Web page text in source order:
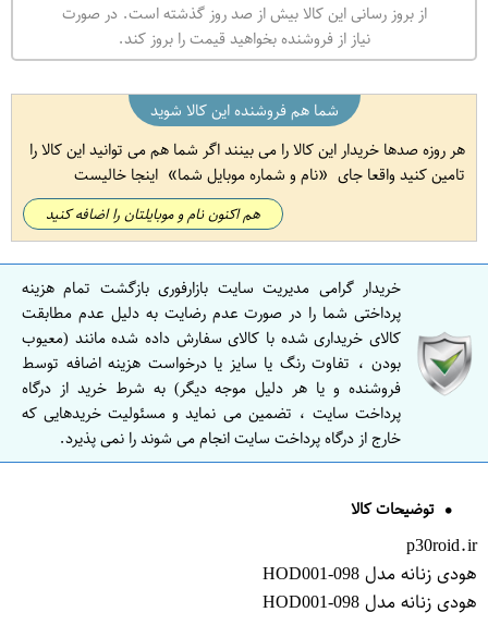
از بروز رسانی این کالا بیش از صد روز گذشته است. در صورت
نیاز از فروشنده بخواهید قیمت را بروز کند.
شما هم فروشنده این کالا شوید
هر روزه صدها خریدار این کالا را می بینند اگر شما هم می توانید این کالا را
تامین کنید واقعا جای
نام و شماره موبایل شما اینجا خالیست
هم اکنون نام و موبایلتان را اضافه کنید
خریدار گرامی مدیریت سایت بازارفوری بازگشت تمام هزینه
پرداختی شما را در صورت عدم رضایت به دلیل عدم مطابقت
کالای خریداری شده با کالای سفارش داده شده مانند (معیوب
بودن ، تفاوت رنگ یا سایز یا درخواست هزینه اضافه توسط
فروشنده و یا هر دلیل موجه دیگر) به شرط خرید از درگاه
پرداخت سایت ، تضمین می نماید و مسئولیت خریدهایی که
خارج از درگاه پرداخت سایت انجام می شوند را نمی پذیرد.
توضیحات کالا
p30roid.ir
هودی زنانه مدل HOD001-098
هودی زنانه مدل HOD001-098